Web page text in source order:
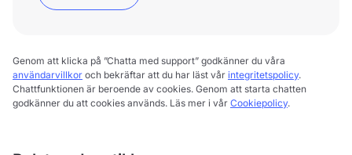
Genom att klicka på ”Chatta med support” godkänner du våra
användarvillkor och bekräftar att du har läst vår integritetspolicy.
Chattfunktionen är beroende av cookies. Genom att starta chatten
godkänner du att cookies används. Läs mer i vår Cookiepolicy.